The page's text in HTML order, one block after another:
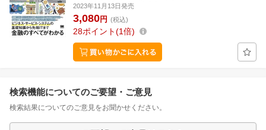
2023年11月13日発売
3,080円 (税込)
28ポイント 1倍
検索機能についてのご要望・ご意見
検索結果についてのご意見をお聞かせください。